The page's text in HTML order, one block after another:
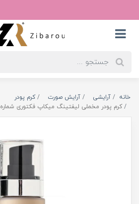
خانه آرایشی آرایش صورت
کرم پودر
کرم پودر مخملی لیفتینگ میکاپ فکتوری شماره Rosy Sand 11^